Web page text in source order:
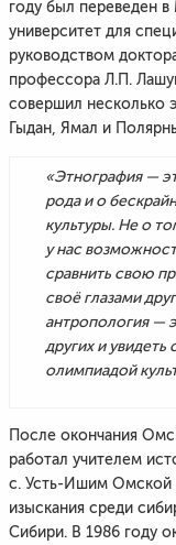
году был переведен
университет для
руководством
профессора Л.П.
совершил несколько
Гыдан, Ямал и
«Этнография —
рода и о
культуры. Не о
у нас
сравнить свою
своё глазами
антропология —
других и
олимпиадой
После окончания
работал учителем
с. Усть-Ишим Омской
изыскания среди
Сибири. В 1986 году